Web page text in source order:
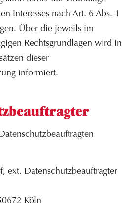
Interesses nach Art. 6 Abs. 1
Über die jeweils im
Rechtsgrundlagen wird in
dieser
informiert.
ext. Datenschutzbeauftragter
Köln